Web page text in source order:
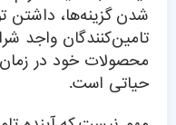
شدن گزینه‌ها، داشتن
تامین‌کنندگان واجد
محصولات خود در
حیاتی‌ است.